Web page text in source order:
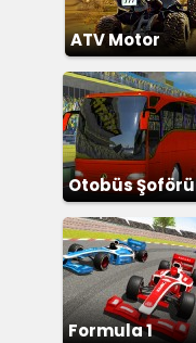
ATV Motor
Otobüs Şoförü
Simülatör
Formula 1